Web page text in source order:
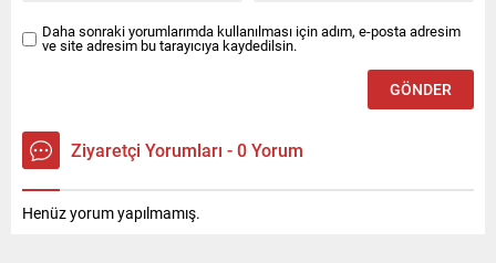
Daha sonraki yorumlarımda kullanılması için adım, e-posta adresim
ve site adresim bu tarayıcıya kaydedilsin.
Ziyaretçi Yorumları - 0 Yorum
Henüz yorum yapılmamış.